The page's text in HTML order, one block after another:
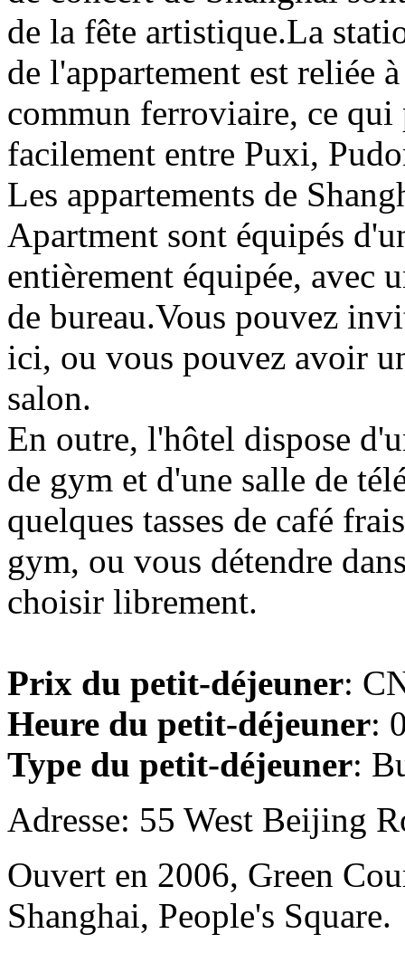
de la fête artistique.La
de l'appartement est reliée
commun ferroviaire, ce qui
facilement entre Puxi,
Les appartements de
Apartment sont équipés
entièrement équipée, avec
de bureau.Vous pouvez
ici, ou vous pouvez avoir
salon.
En outre, l'hôtel dispose
de gym et d'une salle de
quelques tasses de café
gym, ou vous détendre
choisir librement.
Prix du petit-déjeuner:
Heure du petit-déjeuner:
Type du petit-déjeuner:
Adresse: 55 West Beijing
Ouvert en 2006, Green
Shanghai, People's Square.